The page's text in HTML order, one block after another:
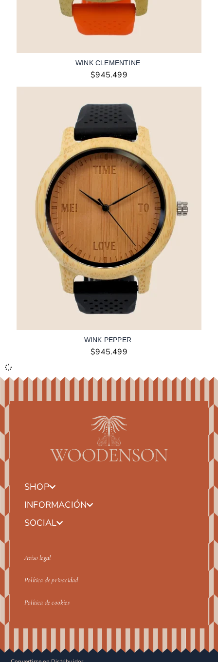
WINK CLEMENTINE
$945.499
WINK PEPPER
$945.499
SHOP
INFORMACIÓN
SOCIAL
Aviso legal
Política de privacidad
Política de cookies